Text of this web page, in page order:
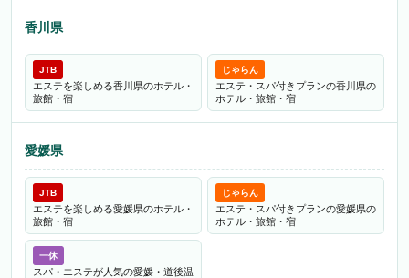
香川県
JTB
エステを楽しめる香川県のホテル・
旅館・宿
じゃらん
エステ・スパ付きプランの香川県の
ホテル・旅館・宿
愛媛県
JTB
エステを楽しめる愛媛県のホテル・
旅館・宿
じゃらん
エステ・スパ付きプランの愛媛県の
ホテル・旅館・宿
一休
スパ・エステが人気の愛媛・道後温